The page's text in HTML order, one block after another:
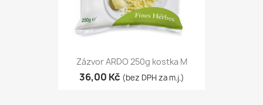
Zázvor ARDO 250g kostka M
36,00 Kč (bez DPH za m.j.)